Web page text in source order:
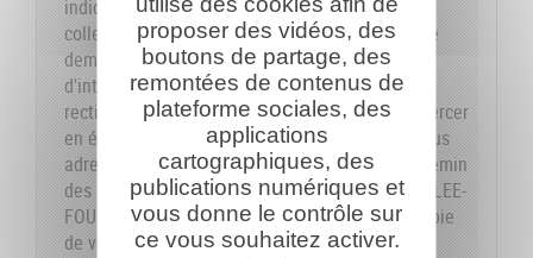
indiquons sur le formulaire les données dont la
collecte est obligatoire pour pouvoir traiter votre
demande. Vous disposez de vos droits
d'interrogation, accès, modification, opposition,
rectification et suppression que vous pouvez exercer
en écrivant au responsable du traitement, en vous
adressant à la Caverne du Dragon-Musée du Chemin
des Dames - RD 18 CD - 02160 OULCHES-LA-VALLEE-
FOULON et en joignant à votre demande une copie
de votre pièce d'identité.En savoir plus
proposer des vidéos, des
boutons de partage, des
remontées de contenus de
plateforme sociales, des
applications
cartographiques, des
publications numériques et
vous donne le contrôle sur
ce vous souhaitez activer.